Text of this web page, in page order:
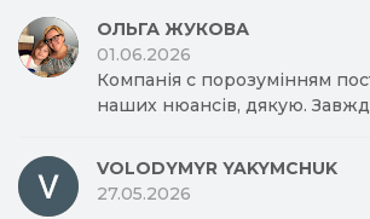
ОЛЬГА ЖУКОВА
01.06.2026
Компанія с порозумінням
наших нюансів, дякую.
VOLODYMYR YAKYMCHUK
27.05.2026